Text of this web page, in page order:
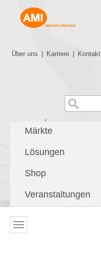
Über uns Karriere Kontakt
Märkte
Lösungen
Shop
Veranstaltungen